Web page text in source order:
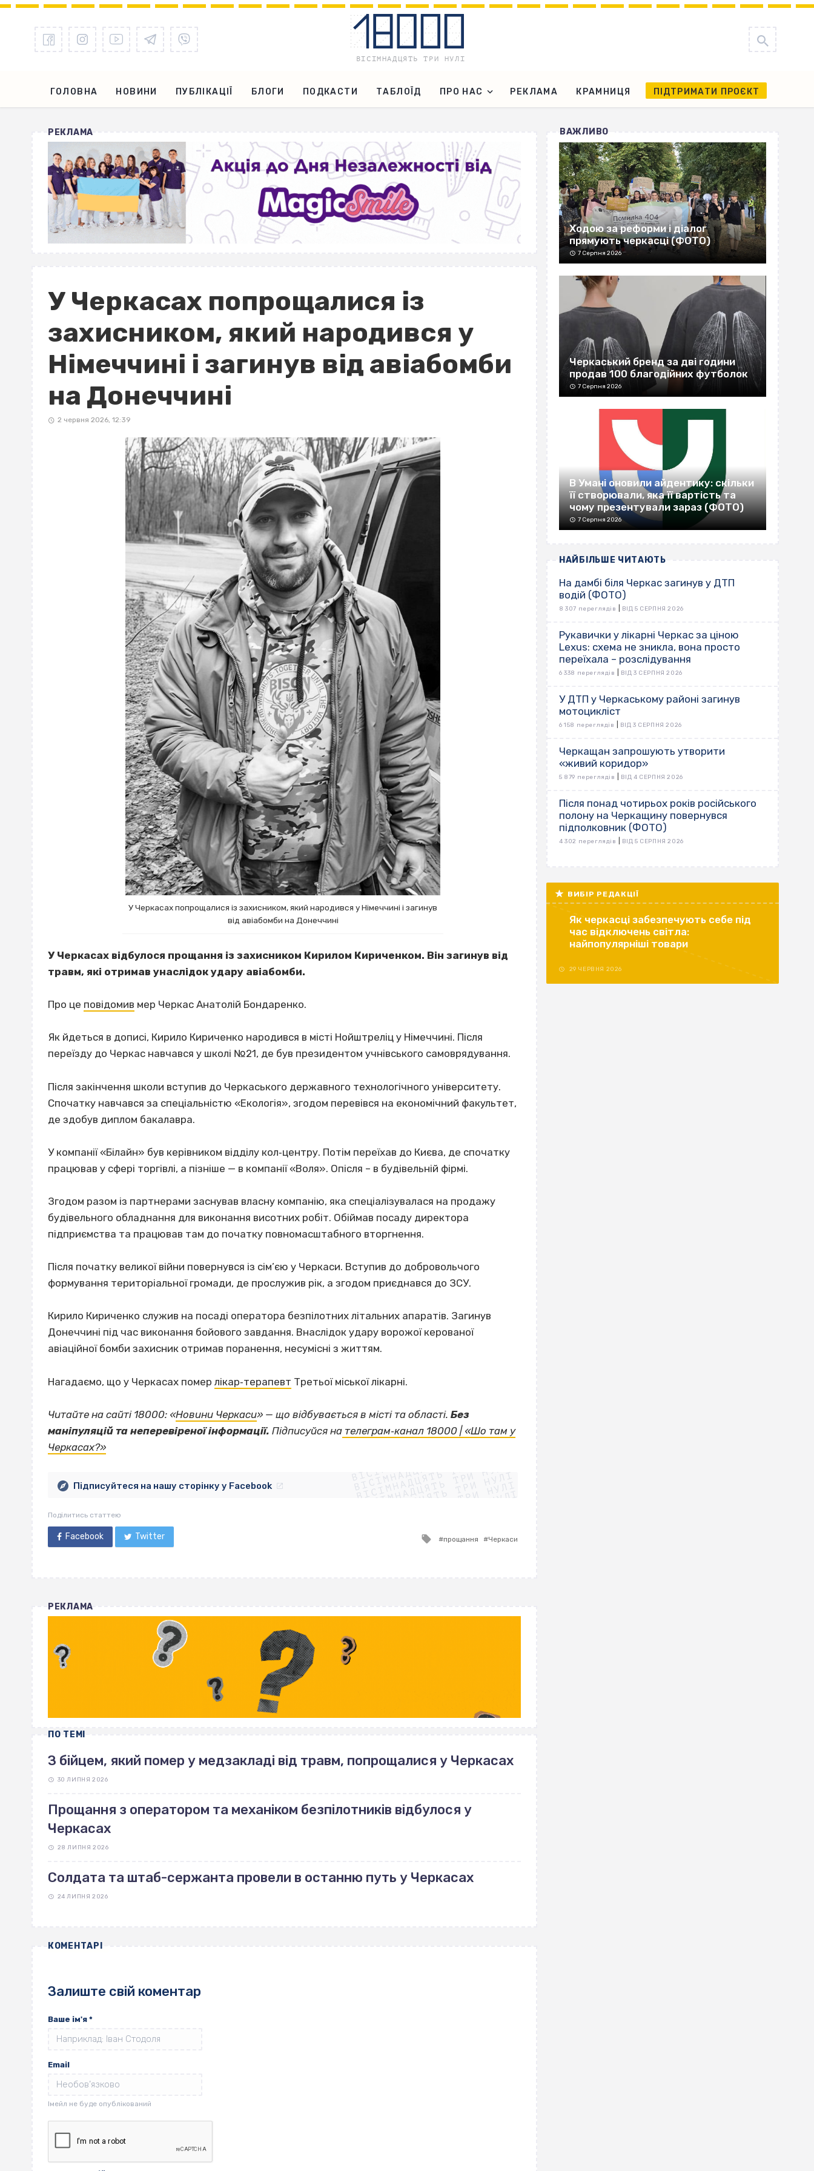
ГОЛОВНА НОВИНИ ПУБЛІКАЦІЇ БЛОГИ ПОДКАСТИ ТАБЛОЇД ПРО НАС РЕКЛАМА КРАМНИЦЯ ПІДТРИМАТИ ПРОЄКТ
РЕКЛАМА
У Черкасах попрощалися із
захисником, який народився у
Німеччині і загинув від авіабомби
на Донеччині
2 червня 2026, 12:39
У Черкасах попрощалися із захисником, який народився у Німеччині і загинув
від авіабомби на Донеччині
У Черкасах відбулося прощання із захисником Кирилом Кириченком. Він загинув від
травм, які отримав унаслідок удару авіабомби.
Про це повідомив мер Черкас Анатолій Бондаренко.
Як йдеться в дописі, Кирило Кириченко народився в місті Нойштреліц у Німеччині. Після
переїзду до Черкас навчався у школі №21, де був президентом учнівського самоврядування.
Після закінчення школи вступив до Черкаського державного технологічного університету.
Спочатку навчався за спеціальністю «Екологія», згодом перевівся на економічний факультет,
де здобув диплом бакалавра.
У компанії «Білайн» був керівником відділу кол‐центру. Потім переїхав до Києва, де спочатку
працював у сфері торгівлі, а пізніше — в компанії «Воля». Опісля – в будівельній фірмі.
Згодом разом із партнерами заснував власну компанію, яка спеціалізувалася на продажу
будівельного обладнання для виконання висотних робіт. Обіймав посаду директора
підприємства та працював там до початку повномасштабного вторгнення.
Після початку великої війни повернувся із сім’єю у Черкаси. Вступив до добровольчого
формування територіальної громади, де прослужив рік, а згодом приєднався до ЗСУ.
Кирило Кириченко служив на посаді оператора безпілотних літальних апаратів. Загинув
Донеччині під час виконання бойового завдання. Внаслідок удару ворожої керованої
авіаційної бомби захисник отримав поранення, несумісні з життям.
Нагадаємо, що у Черкасах помер лікар‐терапевт Третьої міської лікарні.
Читайте на сайті 18000: «Новини Черкаси» — що відбувається в місті та області. Без
маніпуляцій та неперевіреної інформації. Підписуйся на телеграм‐канал 18000 | «Шо там у
Черкасах?»
ВІСІМНАДЦЯТЬ ТРИ НУЛІ
ВІСІМНАДЦЯТЬ ТРИ НУЛІ
ВІСІМНАДЦЯТЬ ТРИ НУЛІ
ВІСІМНАДЦЯТЬ ТРИ НУЛІ
ВІСІМНАДЦЯТЬ ТРИ НУЛІ
ВІСІМНАДЦЯТЬ ТРИ НУЛІ
ВІСІМНАДЦЯТЬ ТРИ НУЛІ
ВІСІМНАДЦЯТЬ ТРИ НУЛІ
Підписуйтеся на нашу сторінку у Facebook
Поділитись статтею
Facebook Twitter
Tagged
прощання Черкаси
РЕКЛАМА
ПО ТЕМІ
З бійцем, який помер у медзакладі від травм, попрощалися у Черкасах
30 ЛИПНЯ 2026
Прощання з оператором та механіком безпілотників відбулося у
Черкасах
28 ЛИПНЯ 2026
Солдата та штаб-сержанта провели в останню путь у Черкасах
24 ЛИПНЯ 2026
КОМЕНТАРІ
Залиште свій коментар
Ваше ім'я *
Email
ВАЖЛИВО
Ходою за реформи і діалог
прямують черкасці (ФОТО)
7 Серпня 2026
Черкаський бренд за дві години
продав 100 благодійних футболок
7 Серпня 2026
В Умані оновили айдентику: скільки
її створювали, яка її вартість та
чому презентували зараз (ФОТО)
7 Серпня 2026
НАЙБІЛЬШЕ ЧИТАЮТЬ
На дамбі біля Черкас загинув у ДТП
водій (ФОТО)
8 307 переглядів ВІД 5 СЕРПНЯ 2026
Рукавички у лікарні Черкас за ціною
Lexus: схема не зникла, вона просто
переїхала – розслідування
6 338 переглядів ВІД 3 СЕРПНЯ 2026
У ДТП у Черкаському районі загинув
мотоцикліст
6 158 переглядів ВІД 3 СЕРПНЯ 2026
Черкащан запрошують утворити
«живий коридор»
5 879 переглядів ВІД 4 СЕРПНЯ 2026
Після понад чотирьох років російського
полону на Черкащину повернувся
підполковник (ФОТО)
4 302 переглядів ВІД 5 СЕРПНЯ 2026
ВИБІР РЕДАКЦІЇ
Як черкасці забезпечують себе під
час відключень світла:
найпопулярніші товари
29 ЧЕРВНЯ 2026